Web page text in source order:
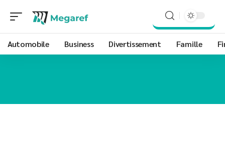
Automobile Business Divertissement Famille